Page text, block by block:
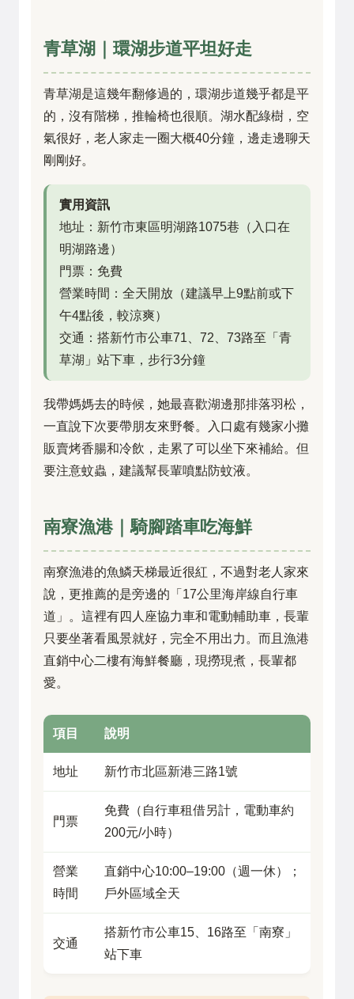
青草湖｜環湖步道平坦好走
青草湖是這幾年翻修過的，環湖步道幾乎都是平
的，沒有階梯，推輪椅也很順。湖水配綠樹，空
氣很好，老人家走一圈大概40分鐘，邊走邊聊天
剛剛好。
實用資訊
地址：新竹市東區明湖路1075巷（入口在
明湖路邊）
門票：免費
營業時間：全天開放（建議早上9點前或下
午4點後，較涼爽）
交通：搭新竹市公車71、72、73路至「青
草湖」站下車，步行3分鐘
我帶媽媽去的時候，她最喜歡湖邊那排落羽松，
一直說下次要帶朋友來野餐。入口處有幾家小攤
販賣烤香腸和冷飲，走累了可以坐下來補給。但
要注意蚊蟲，建議幫長輩噴點防蚊液。
南寮漁港｜騎腳踏車吃海鮮
南寮漁港的魚鱗天梯最近很紅，不過對老人家來
說，更推薦的是旁邊的「17公里海岸線自行車
道」。這裡有四人座協力車和電動輔助車，長輩
只要坐著看風景就好，完全不用出力。而且漁港
直銷中心二樓有海鮮餐廳，現撈現煮，長輩都
愛。
項目 說明
地址 新竹市北區新港三路1號
門票
免費（自行車租借另計，電動車約
200元/小時）
營業
時間
直銷中心10:00–19:00（週一休）；
戶外區域全天
交通
搭新竹市公車15、16路至「南寮」
站下車